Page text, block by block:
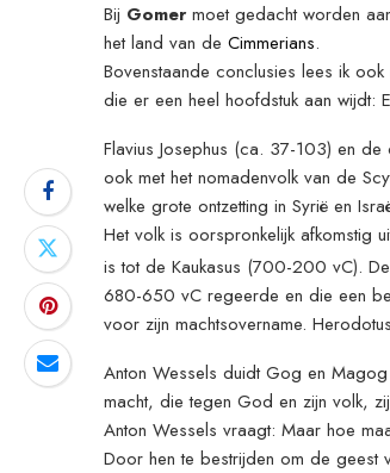
Bij Gomer moet gedacht worden
het land van de Cimmerians.
Bovenstaande conclusies lees ik ook
die er een heel hoofdstuk aan wijdt:
Flavius Josephus (ca. 37-103) en
ook met het nomadenvolk van de
welke grote ontzetting in Syrië en
Het volk is oorspronkelijk afkomstig
is tot de Kaukasus (700-200 vC).
680-650 vC regeerde en die een
voor zijn machtsovername.
Anton Wessels duidt Gog en
macht, die tegen God en zijn volk,
Anton Wessels vraagt: Maar hoe
Door hen te bestrijden om de geest